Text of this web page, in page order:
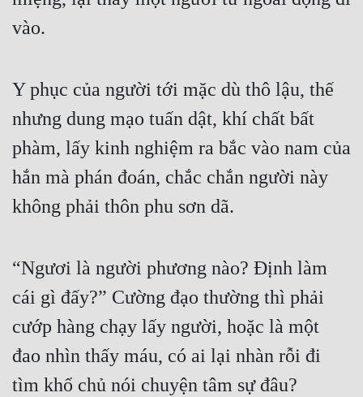
Mưu Mô
Mạt Thế
Mỹ Thực
Ngôn Tình
Ngược
Nữ Phụ
Phong Thủy - Tâm Linh
Phương Tây
vào.
Y phục của người tới mặc dù thô lậu, thế
nhưng dung mạo tuấn dật, khí chất bất
phàm, lấy kinh nghiệm ra bắc vào nam của
hắn mà phán đoán, chắc chắn người này
không phải thôn phu sơn dã.
“Ngươi là người phương nào? Định làm
cái gì đấy?” Cường đạo thường thì phải
cướp hàng chạy lấy người, hoặc là một
đao nhìn thấy máu, có ai lại nhàn rỗi đi
tìm khổ chủ nói chuyện tâm sự đâu?